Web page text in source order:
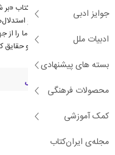
جوایز ادبی
ادبیات ملل
بسته های پیشنهادی
محصولات فرهنگی
کمک آموزشی
مجله‌ی ایران‌کتاب
به طور کلی، هاوکینگ در کتاب
که چگونه شواهد تجربی و
هزارساله غلبه کنند و درک ما را
را برای دستیابی به نجوم و حقایق
درباره استیون هاوکینگ